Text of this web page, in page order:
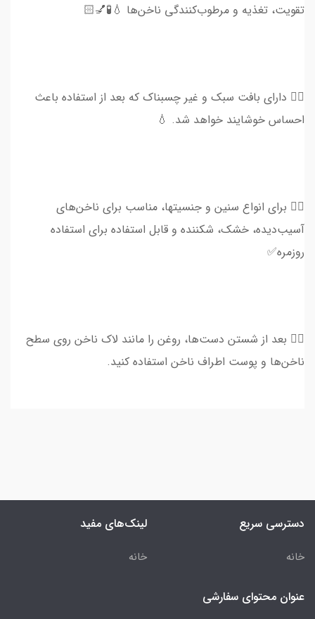
تقویت، تغذیه و مرطوب‌کنندگی ناخن‌ها 💧🧪💅🏻
👈🏻 دارای بافت سبک و غیر چسبناک که بعد از استفاده باعث
احساس خوشایند خواهد شد. 💧
👈🏻 برای انواع سنین و جنسیتها، مناسب برای ناخن‌های
آسیب‌دیده، خشک، شکننده و قابل استفاده برای استفاده
روزمره✅
👈🏻 بعد از شستن دست‌ها، روغن را مانند لاک ناخن روی سطح
ناخن‌ها و پوست اطراف ناخن استفاده کنید.
دسترسی سریع
خانه
لینک‌های مفید
خانه
عنوان محتوای سفارشی